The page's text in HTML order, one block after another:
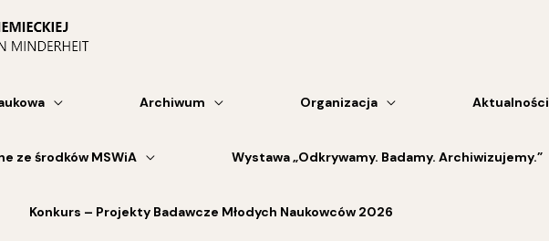
Archiwum Organizacja Aktualności
ze środków MSWiA Wystawa „Odkrywamy. Badamy. Archiwizujemy.”
Konkurs – Projekty Badawcze Młodych Naukowców 2026